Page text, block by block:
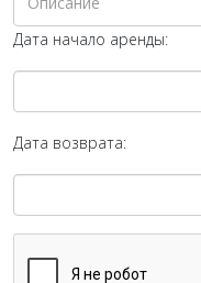
Дата начало аренды:
Дата возврата: